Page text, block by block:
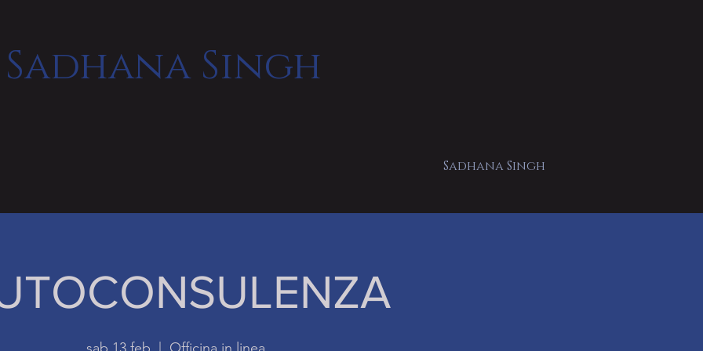
Sadhana Singh
Sadhana Singh